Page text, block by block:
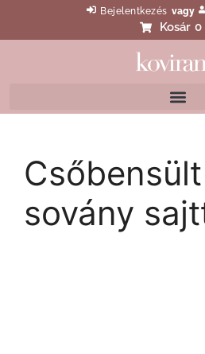
Bejelentkezés vagy
Kosár 0
sovány